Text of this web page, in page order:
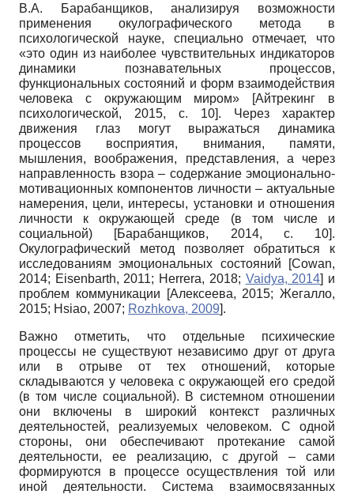
В.А. Барабанщиков, анализируя возможности
применения окулографического метода в
психологической науке, специально отмечает, что
«это один из наиболее чувствительных индикаторов
динамики познавательных процессов,
функциональных состояний и форм взаимодействия
человека с окружающим миром»
[Айтрекинг в
психологической, 2015, с. 10]. Через характер
движения глаз могут выражаться динамика
процессов восприятия, внимания, памяти,
мышления, воображения, представления, а через
направленность взора – содержание эмоционально-
мотивационных компонентов личности – актуальные
намерения, цели, интересы, установки и отношения
личности к окружающей среде (в том числе и
социальной)
[Барабанщиков, 2014, с. 10].
Окулографический метод позволяет обратиться к
исследованиям эмоциональных состояний
[Cowan,
2014; Eisenbarth, 2011; Herrera, 2018; Vaidya, 2014] и
проблем коммуникации
[Алексеева, 2015; Жегалло,
2015; Hsiao, 2007; Rozhkova, 2009].
Важно отметить, что отдельные психические
процессы не существуют независимо друг от друга
или в отрыве от тех отношений, которые
складываются у человека с окружающей его средой
(в том числе социальной). В системном отношении
они включены в широкий контекст различных
деятельностей, реализуемых человеком. С одной
стороны, они обеспечивают протекание самой
деятельности, ее реализацию, с другой – сами
формируются в процессе осуществления той или
иной деятельности. Система взаимосвязанных